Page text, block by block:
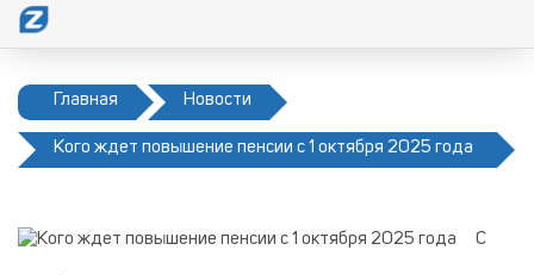
Главная Новости
Кого ждет повышение пенсии с 1 октября 2025 года
С